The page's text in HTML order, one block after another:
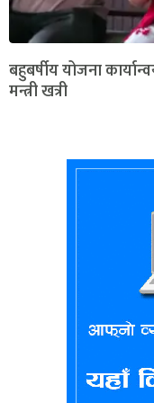
बहुबर्षीय योजना
मन्त्री खत्री